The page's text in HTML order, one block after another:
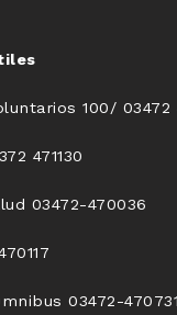
100/ 03472
471130
03472-470036
03472-470731